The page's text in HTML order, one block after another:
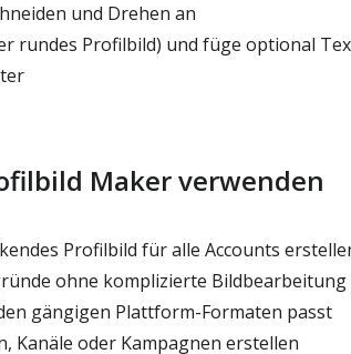
und Drehen an
rundes Profilbild) und füge optional
Maker verwenden
Profilbild für alle Accounts
ohne komplizierte Bildbearbeitung
gängigen Plattform-Formaten passt
Kanäle oder Kampagnen erstellen